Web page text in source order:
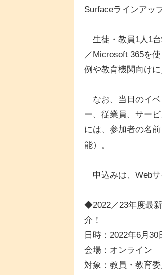
Surfaceラインアッ
生徒・教員1人1台
／Microsoft 365を
例や教育機関向け
なお、当日のイベ
ー、従業員、サー
には、参加者の名
能）。
申込みは、Webサ
◆2022／23年度最
介！
日時：2022年6月
会場：オンライン
対象：教員・教育